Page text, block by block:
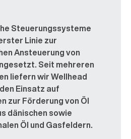
Steuerungssysteme
Linie zur
Ansteuerung von
Seit mehreren
liefern wir Wellhead
Einsatz auf
zur Förderung von Öl
dänischen sowie
Öl und Gasfeldern.